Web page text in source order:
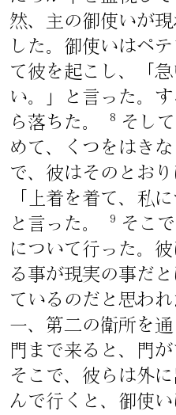
然、主の御使いが
した。御使いはペ
て彼を起こし、「
い。」と言った。
ら落ちた。
8
そし
めて、くつをはき
で、彼はそのとおり
「上着を着て、私
と言った。
9
そこ
について行った。
る事が現実の事だ
ているのだと思わ
一、第二の衛所を
門まで来ると、門
そこで、彼らは外
んで行くと、御使